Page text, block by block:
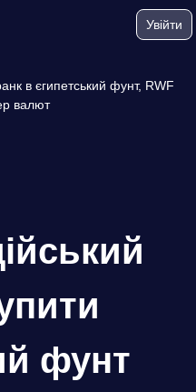
Увійти
в єгипетський фунт, RWF
валют
фунт